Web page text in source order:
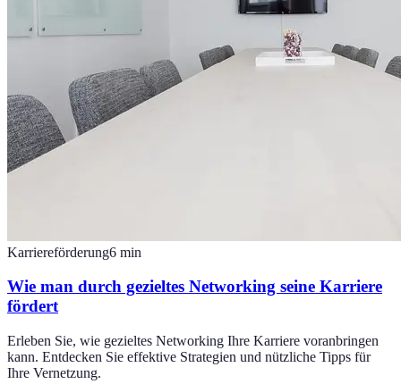
Karriereförderung6 min
Wie man durch gezieltes Networking seine Karriere
fördert
Erleben Sie, wie gezieltes Networking Ihre Karriere voranbringen
kann. Entdecken Sie effektive Strategien und nützliche Tipps für
Ihre Vernetzung.